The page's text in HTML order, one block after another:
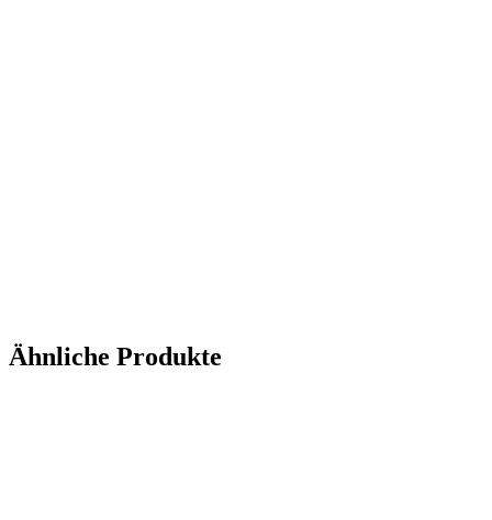
Ähnliche Produkte